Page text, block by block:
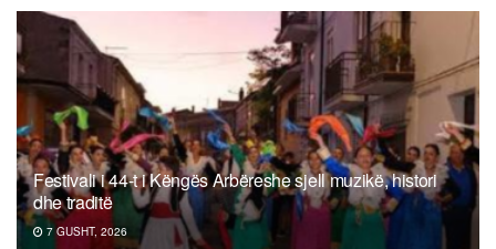
Festivali i 44-t i Këngës Arbëreshe sjell muzikë, histori
dhe traditë
7 GUSHT, 2026